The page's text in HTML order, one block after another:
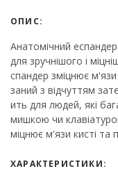
ОПИС:
Анатомічний еспандер
для зручнішого і
спандер зміцнює
заний з відчуттям
ить для людей, які
мишкою чи
міцнює м'язи кисті та
ХАРАКТЕРИСТИКИ: